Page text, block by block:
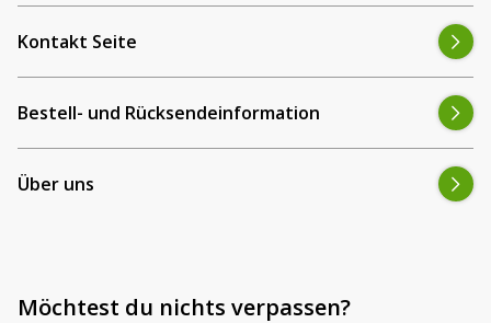
Kontakt Seite
Bestell- und Rücksendeinformation
Über uns
Möchtest du nichts verpassen?